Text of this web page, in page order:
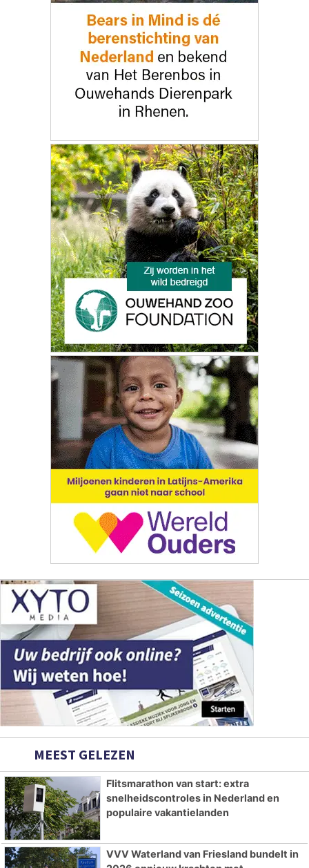
MEEST GELEZEN
Flitsmarathon van start: extra
snelheidscontroles in Nederland en
populaire vakantielanden
VVV Waterland van Friesland bundelt in